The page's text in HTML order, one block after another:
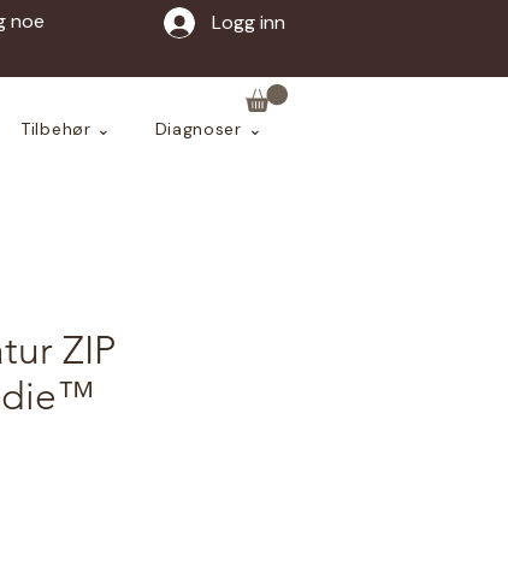
noe
Logg inn
Tilbehør ⌄ Diagnoser ⌄
ZIP